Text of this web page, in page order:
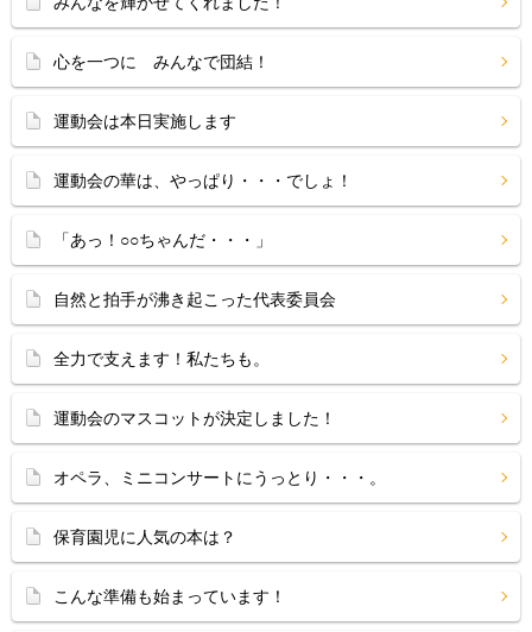
心を一つに みんなで団結！
運動会は本日実施します
運動会の華は、やっぱり・・・でしょ！
「あっ！○○ちゃんだ・・・」
自然と拍手が沸き起こった代表委員会
全力で支えます！私たちも。
運動会のマスコットが決定しました！
オペラ、ミニコンサートにうっとり・・・。
保育園児に人気の本は？
こんな準備も始まっています！